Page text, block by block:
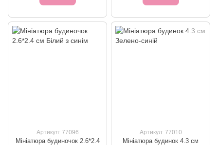
Артикул: 77096
Мініатюра будиночок 2.6*2.4
Артикул: 77010
Мініатюра будинок 4.3 см